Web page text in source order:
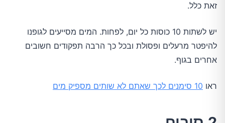
זאת כלל.
יש לשתות 10 כוסות כל יום, לפחות. המים מסייעים לגופנו
להיפטר מרעלים ופסולת ובכל כך הרבה תפקודים חשובים
אחרים בגוף.
ראו 10 סימנים לכך שאתם לא שותים מספיק מים